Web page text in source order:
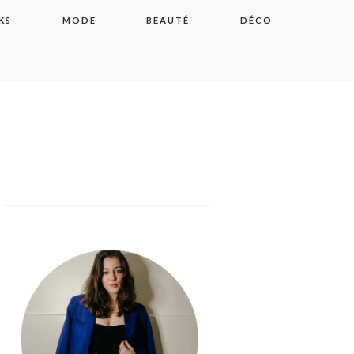
MODE BEAUTÉ DÉCO